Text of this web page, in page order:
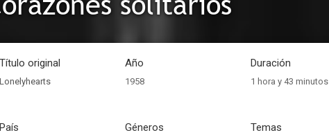
Título original
Lonelyhearts
Año
1958
Duración
1 hora y 43 minutos
País Géneros Temas